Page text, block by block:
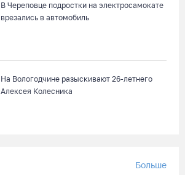
В Череповце подростки на электросамокате
врезались в автомобиль
На Вологодчине разыскивают 26-летнего
Алексея Колесника
Больше